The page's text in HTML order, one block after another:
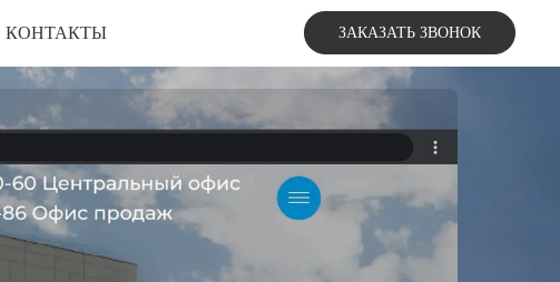
КОНТАКТЫ ЗАКАЗАТЬ ЗВОНОК